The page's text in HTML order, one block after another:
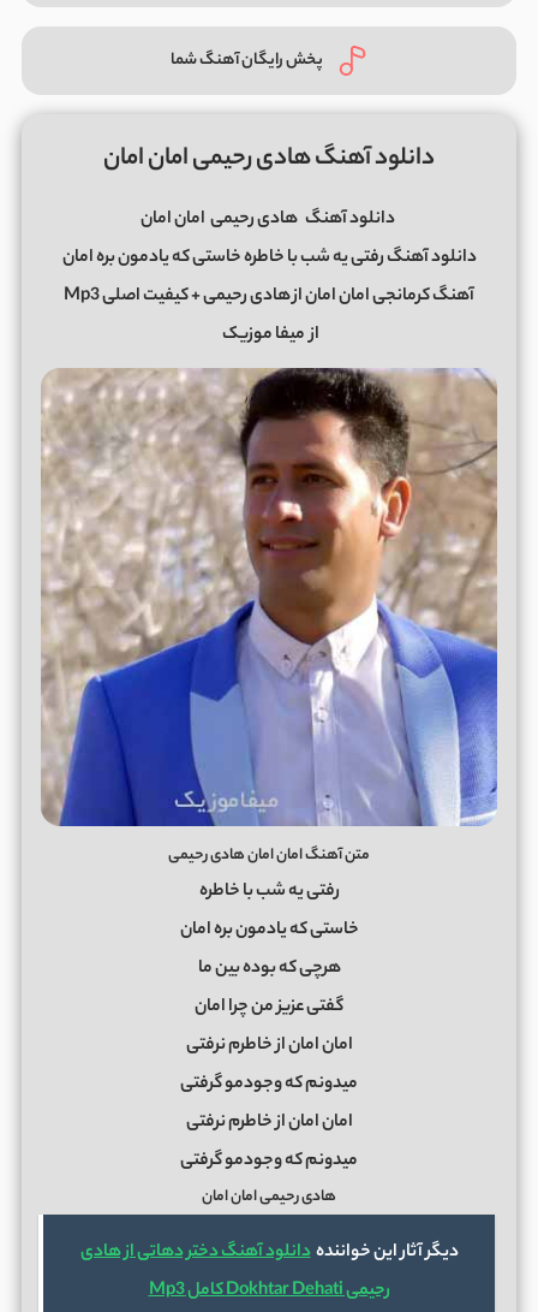
پخش رایگان آهنگ شما
دانلود آهنگ هادی رحیمی امان امان
دانلود آهنگ هادی رحیمی امان امان
دانلود آهنگ رفتی یه شب با خاطره خاستی که یادمون بره امان
آهنگ کرمانجی امان امان از هادی رحیمی + کیفیت اصلی Mp3
ازمیفا موزیک
متن آهنگ امان امان هادی رحیمی
رفتی یه شب با خاطره
خاستی که یادمون بره امان
هرچی که بوده بین ما
گفتی عزیز من چرا امان
امان امان از خاطرم نرفتی
میدونم که وجودمو گرفتی
امان امان از خاطرم نرفتی
میدونم که وجودمو گرفتی
هادی رحیمی امان امان
دیگر آثار این خوانندهدانلود آهنگ دختر دهاتی از هادی
رحیمی Dokhtar Dehati کامل Mp3